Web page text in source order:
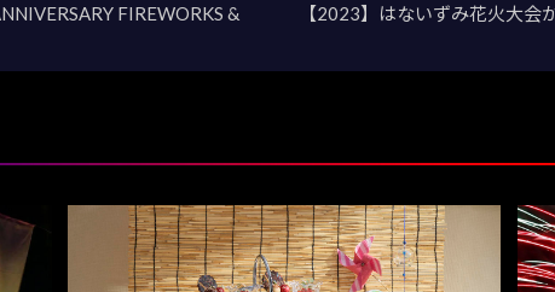
FIREWORKS &
【2023】はないずみ花火大会